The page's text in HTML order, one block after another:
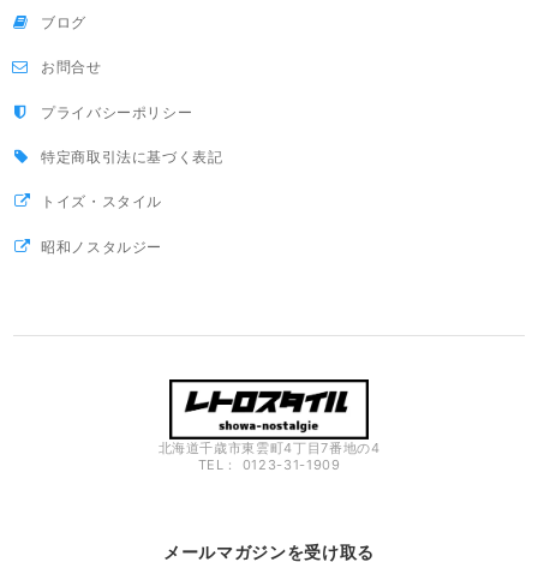
ブログ
お問合せ
プライバシーポリシー
特定商取引法に基づく表記
トイズ・スタイル
昭和ノスタルジー
北海道千歳市東雲町4丁目7番地の4
TEL： 0123-31-1909
メールマガジンを受け取る